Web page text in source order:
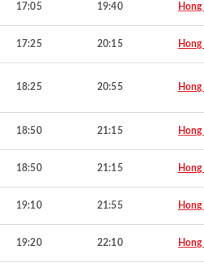
17:05 19:40
17:25 20:15
18:25 20:55
18:50 21:15
18:50 21:15
19:10 21:55
19:20 22:10